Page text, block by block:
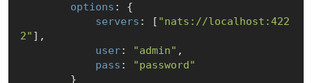
options : {
servers : [ "nats://localhost:422
2" ],
user: "admin" ,
pass :
"password"